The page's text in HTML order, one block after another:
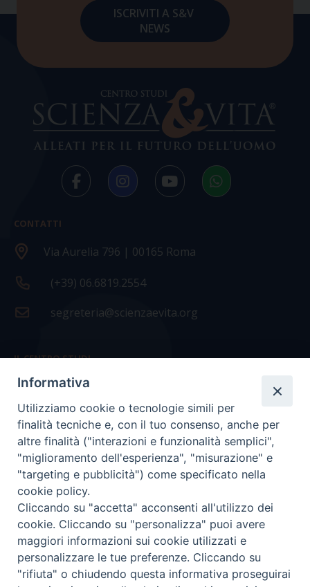
CONTATTI
Via Aurelia 796 | 00165 Roma
(+39) 06.6819.2554
segreteria@scienzaevita.org
IL CENTRO STUDI
La nostra storia
Statuto
Presidenza e ufficio presidenza
Consiglio scientifico
Coordinamento nazionale
COPYRIGHT Scienza & Vita - C.F96600690588- Tutti i
Informativa
Utilizziamo cookie o tecnologie simili per
finalità tecniche e, con il tuo consenso, anche per
altre finalità ("interazioni e funzionalità semplici",
"miglioramento dell'esperienza", "misurazione" e
"targeting e pubblicità") come specificato nella
cookie policy.
Cliccando su "accetta" acconsenti all'utilizzo dei
cookie. Cliccando su "personalizza" puoi avere
maggiori informazioni sui cookie utilizzati e
personalizzare le tue preferenze. Cliccando su
"rifiuta" o chiudendo questa informativa proseguirai